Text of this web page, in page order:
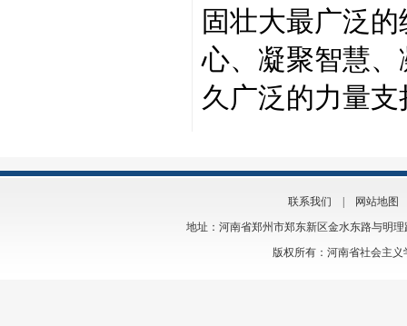
固壮大最广泛
心、凝聚智慧
久广泛的力量支
联系我们
网站地图
地址：河南省郑州市郑东新区金水东路与明
版权所有：河南省社会主